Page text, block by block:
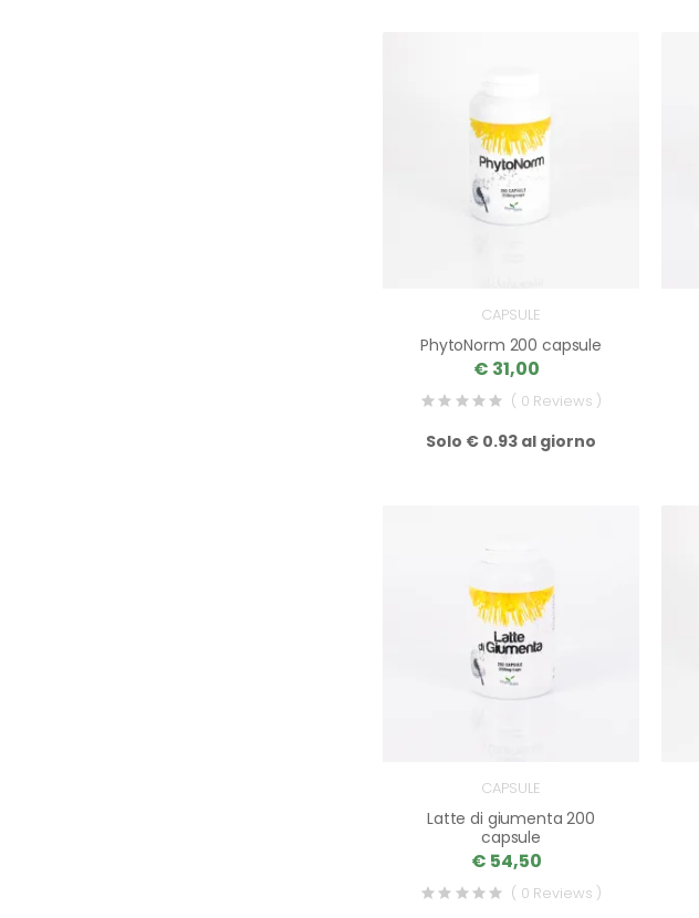
CAPSULE
PhytoNorm 200 capsule
€ 31,00
( 0 Reviews )
Solo € 0.93 al giorno
CAPSULE
Latte di giumenta 200
capsule
€ 54,50
( 0 Reviews )